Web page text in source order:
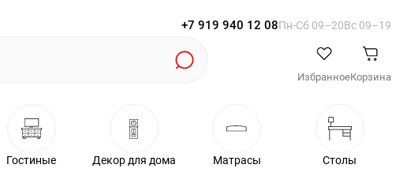
+7 919 940 12 08Пн-Cб 09–20Вс 09–19
ИзбранноеКорзина
Гостиные Декор для дома Матрасы Столы